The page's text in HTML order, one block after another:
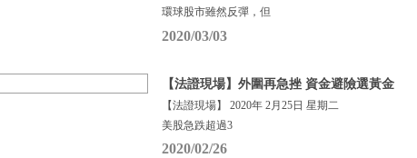
環球股市雖然反彈，但
2020/03/03
【法證現場】外圍再急挫 資金避險選黃金
【法證現場】 2020年 2月25日 星期二
美股急跌超過3
2020/02/26